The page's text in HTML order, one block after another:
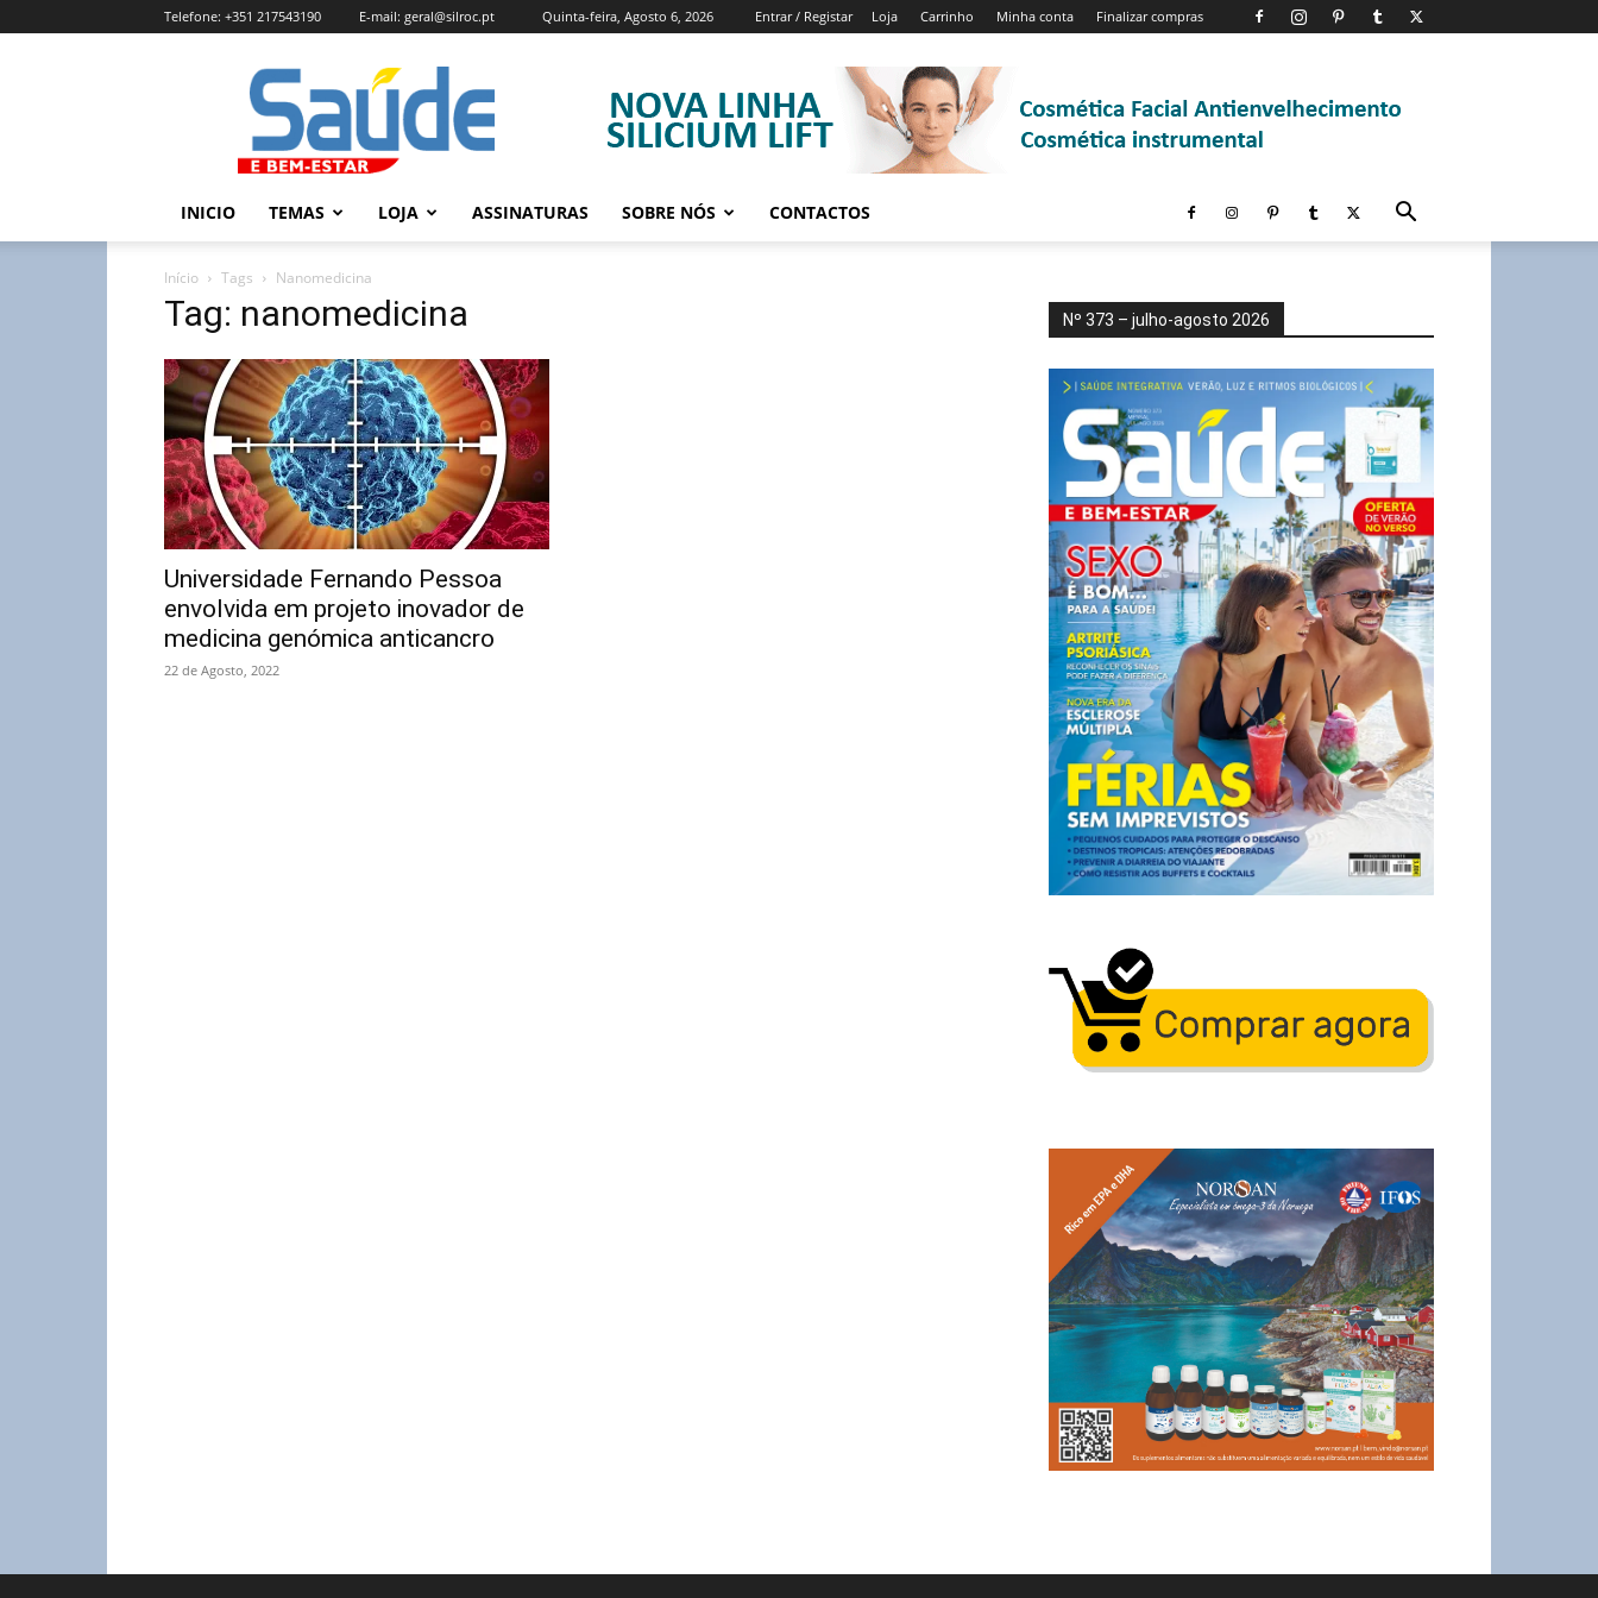
Quinta-feira, Agosto 6, 2026 Entrar / Registar Loja Carrinho Minha conta Finalizar compras
Telefone: +351 217543190 E-mail: geral@silroc.pt
Revista
Saúde
e
Bem
Estar
Edição
INICIO TEMAS LOJA ASSINATURAS SOBRE NÓS CONTACTOS
Início Tags Nanomedicina
Tag: nanomedicina
Universidade Fernando Pessoa
envolvida em projeto inovador de
medicina genómica anticancro
22 de Agosto, 2022
Nº 373 – julho-agosto 2026